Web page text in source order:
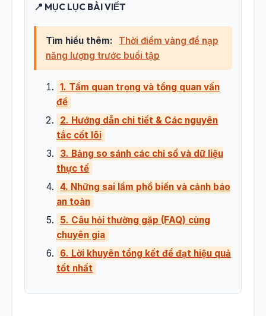
📍 MỤC LỤC BÀI VIẾT
Tìm hiểu thêm:
Thời điểm vàng để nạp
năng lượng trước buổi tập
1. Tầm quan trọng và tổng quan vấn
đề
2. Hướng dẫn chi tiết & Các nguyên
tắc cốt lõi
3. Bảng so sánh các chỉ số và dữ liệu
thực tế
4. Những sai lầm phổ biến và cảnh báo
an toàn
5. Câu hỏi thường gặp (FAQ) cùng
chuyên gia
6. Lời khuyên tổng kết để đạt hiệu quả
tốt nhất